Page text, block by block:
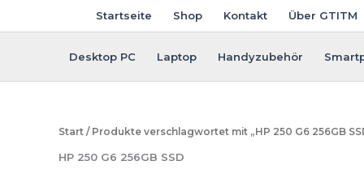
Startseite Shop Kontakt Über GTITM
Desktop PC Laptop Handyzubehör
Start / Produkte verschlagwortet mit „HP 250 G6 256GB
HP 250 G6 256GB SSD